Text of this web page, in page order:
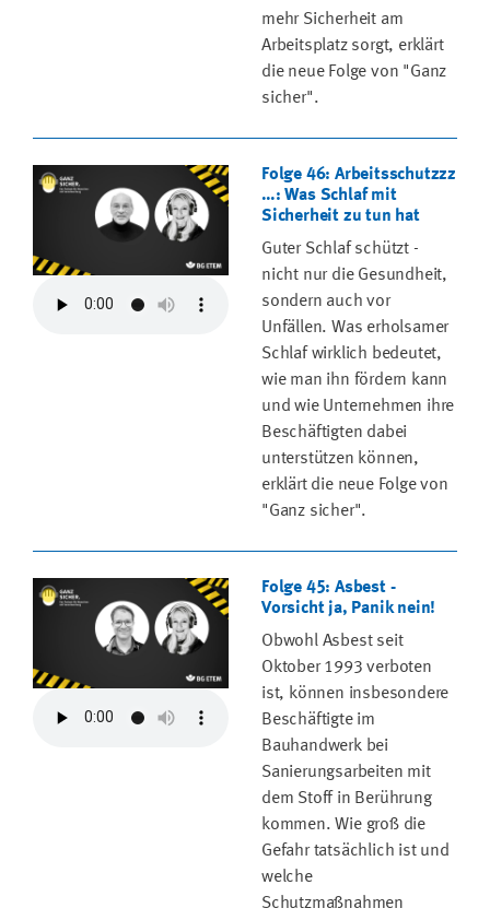
mehr Sicherheit am
Arbeitsplatz sorgt, erklärt
die neue Folge von "Ganz
sicher".
Folge 46: Arbeitsschutzzz
…: Was Schlaf mit
Sicherheit zu tun hat
Guter Schlaf schützt -
nicht nur die Gesundheit,
sondern auch vor
Unfällen. Was erholsamer
Schlaf wirklich bedeutet,
wie man ihn fördern kann
und wie Unternehmen ihre
Beschäftigten dabei
unterstützen können,
erklärt die neue Folge von
"Ganz sicher".
Folge 45: Asbest -
Vorsicht ja, Panik nein!
Obwohl Asbest seit
Oktober 1993 verboten
ist, können insbesondere
Beschäftigte im
Bauhandwerk bei
Sanierungsarbeiten mit
dem Stoff in Berührung
kommen. Wie groß die
Gefahr tatsächlich ist und
welche
Schutzmaßnahmen